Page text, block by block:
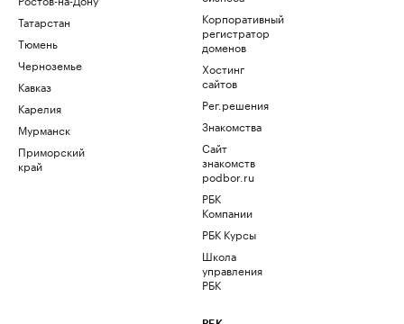
Татарстан
Тюмень
Черноземье
Кавказ
Карелия
Мурманск
Приморский
край
Корпоративный
регистратор
доменов
Хостинг
сайтов
Рег.решения
Знакомства
Сайт
знакомств
podbor.ru
РБК
Компании
РБК Курсы
Школа
управления
РБК